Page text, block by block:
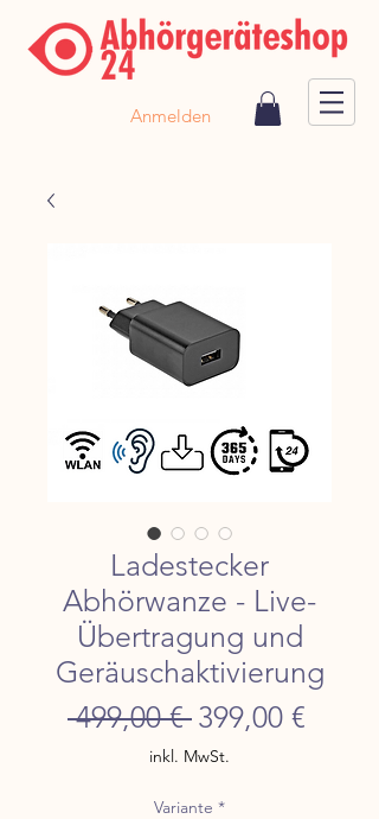
Anmelden
Ladestecker
Abhörwanze - Live-
Übertragung und
Geräuschaktivierung
499,00 € Standardpreis
399,00 €
inkl. MwSt.
Variante *